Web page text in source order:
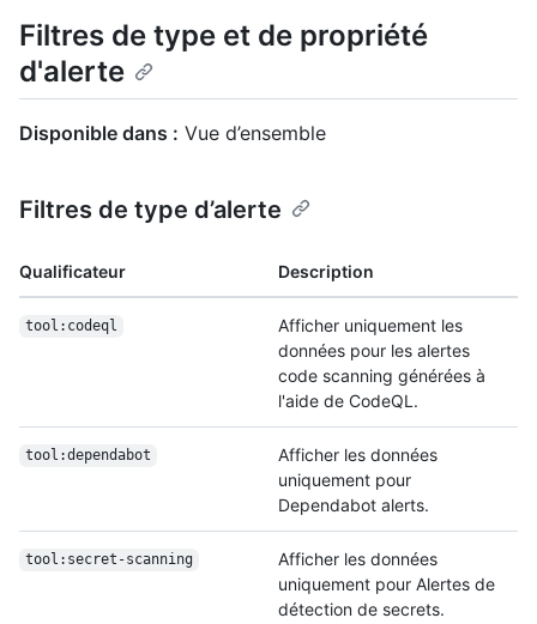
Filtres de type et de propriété
d'alerte
Disponible dans : Vue d’ensemble
Filtres de type d’alerte
Qualificateur Description
tool:codeql
Afficher uniquement les
données pour les alertes
code scanning générées à
l'aide de CodeQL.
tool:dependabot
Afficher les données
uniquement pour
Dependabot alerts.
tool:secret-scanning
Afficher les données
uniquement pour Alertes de
détection de secrets.